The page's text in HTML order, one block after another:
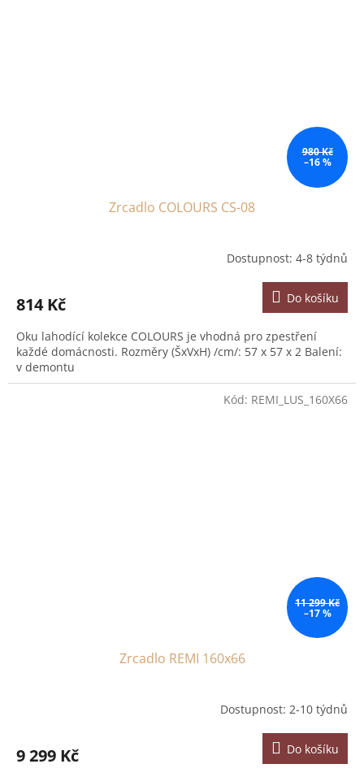
980 Kč
–16 %
Zrcadlo COLOURS CS-08
Dostupnost: 4-8 týdnů
814 Kč Do košíku
Oku lahodící kolekce COLOURS je vhodná pro zpestření
každé domácnosti. Rozměry (ŠxVxH) /cm/: 57 x 57 x 2 Balení:
v demontu
11 299 Kč
–17 %
Zrcadlo REMI 160x66
Dostupnost: 2-10 týdnů
9 299 Kč Do košíku
Kód: REMI_LUS_160X66